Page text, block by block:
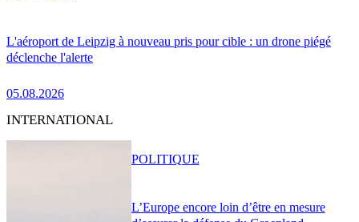
L'aéroport de Leipzig à nouveau pris pour cible : un drone piégé
déclenche l'alerte
05.08.2026
INTERNATIONAL
L’Europe encore loin d’être en mesure
POLITIQUE